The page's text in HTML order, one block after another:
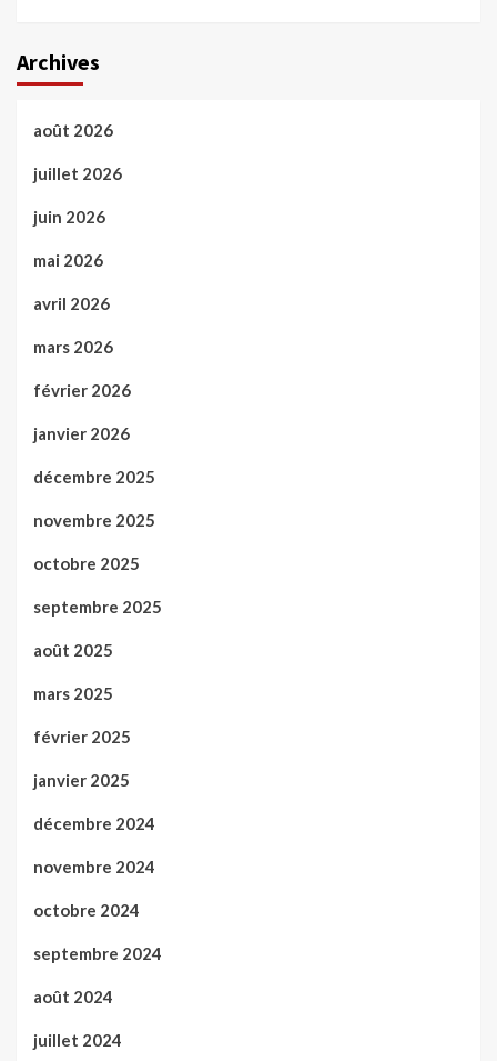
Archives
août 2026
juillet 2026
juin 2026
mai 2026
avril 2026
mars 2026
février 2026
janvier 2026
décembre 2025
novembre 2025
octobre 2025
septembre 2025
août 2025
mars 2025
février 2025
janvier 2025
décembre 2024
novembre 2024
octobre 2024
septembre 2024
août 2024
juillet 2024